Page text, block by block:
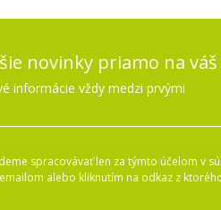
novinky priamo na
informácie vždy medzi prvými
spracovávať len za týmto účelom v
alebo kliknutím na odkaz z